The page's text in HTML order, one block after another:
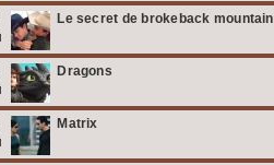
Le secret de brokeback mountain
Dragons
Matrix